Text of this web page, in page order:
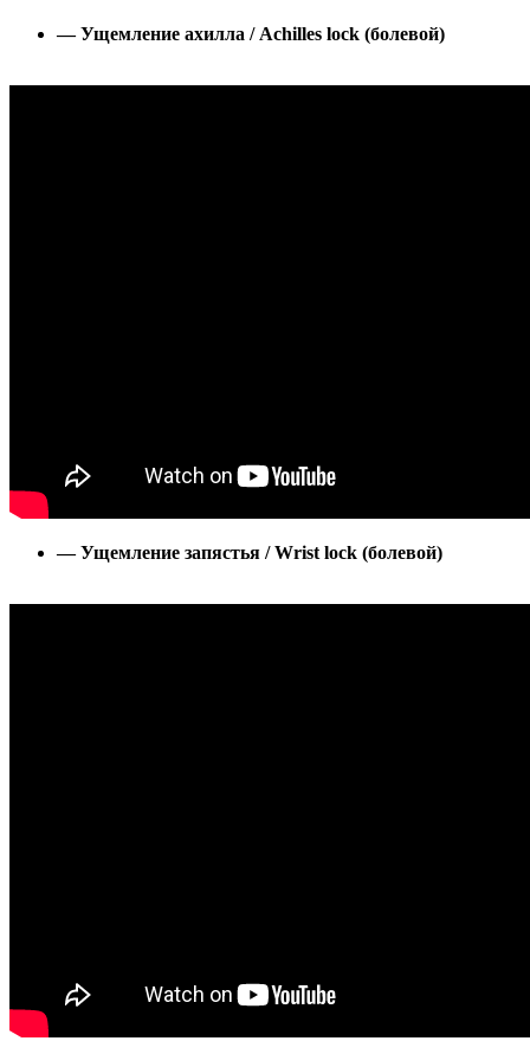
— Ущемление ахилла / Achilles lock (болевой)
— Ущемление запястья / Wrist lock (болевой)